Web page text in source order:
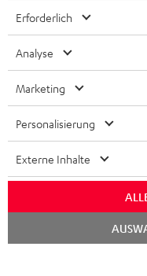
ULTIMA-SERIE
IN-EAR-KOPFHÖRER
FANSHOP
NEUHEITEN
UNSER MANAGEMENT
NACHHALTIGKEIT
UNSERE WERTE
BILDUNGSRABATT
POLEN
SPANIEN
ITALIEN
Technische Änderungen,
Fotos abgebildete Zubehör ist
Entsorgungsgebühren für
Vertrag widerrufen
Erforderlich
Analyse
Marketing
Personalisierung
Externe Inhalte